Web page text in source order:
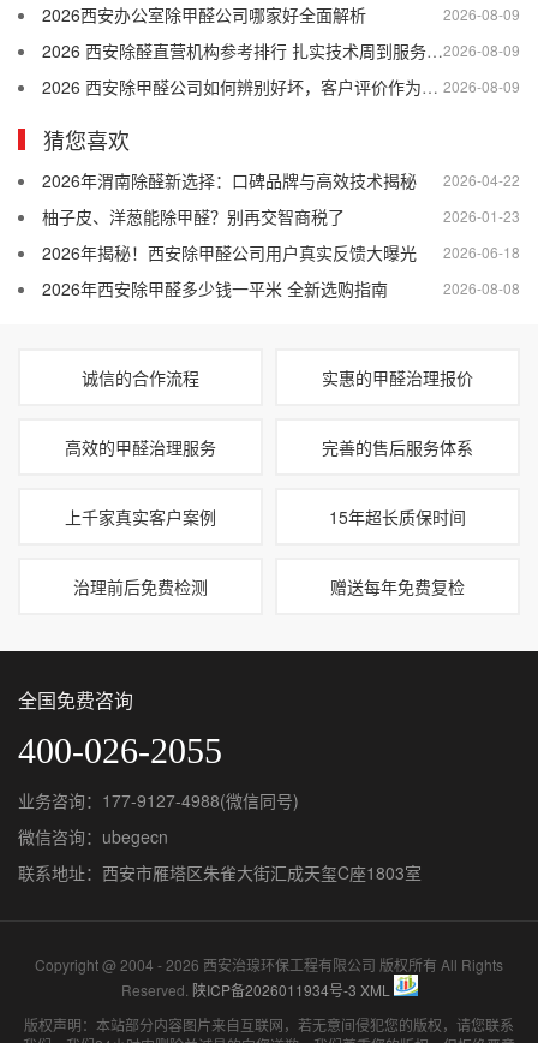
2026-08-09
2026西安办公室除甲醛公司哪家好全面解析
2026-08-09
2026 西安除醛直营机构参考排行 扎实技术周到服务靠谱售后
2026-08-09
2026 西安除甲醛公司如何辨别好坏，客户评价作为参考依据
猜您喜欢
2026-04-22
2026年渭南除醛新选择：口碑品牌与高效技术揭秘
2026-01-23
柚子皮、洋葱能除甲醛？别再交智商税了
2026-06-18
2026年揭秘！西安除甲醛公司用户真实反馈大曝光
2026-08-08
2026年西安除甲醛多少钱一平米 全新选购指南
诚信的合作流程 实惠的甲醛治理报价
高效的甲醛治理服务 完善的售后服务体系
上千家真实客户案例 15年超长质保时间
治理前后免费检测 赠送每年免费复检
全国免费咨询
400-026-2055
业务咨询：177-9127-4988(微信同号)
微信咨询：ubegecn
联系地址：西安市雁塔区朱雀大街汇成天玺C座1803室
Copyright @ 2004 - 2026 西安治瑔环保工程有限公司 版权所有 All Rights
Reserved. 陕ICP备2026011934号-3 XML
版权声明：本站部分内容图片来自互联网，若无意间侵犯您的版权，请您联系